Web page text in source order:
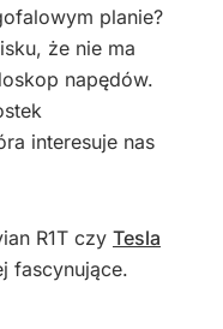
planie?
że nie ma
napędów.
interesuje nas
R1T czy Tesla
fascynujące.